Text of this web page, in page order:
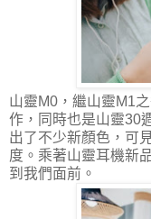
山靈M0，繼山靈M1
作，同時也是山靈30
出了不少新顏色，可
度。乘著山靈耳機新
到我們面前。